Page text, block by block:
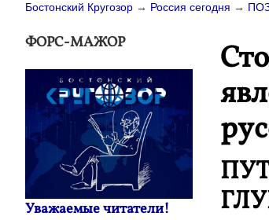
Бостонский Кругозор → Россия сегодня →
ФОРС-МАЖОР
Уважаемые читатели!